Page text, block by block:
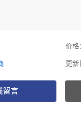
价格
更新
留言